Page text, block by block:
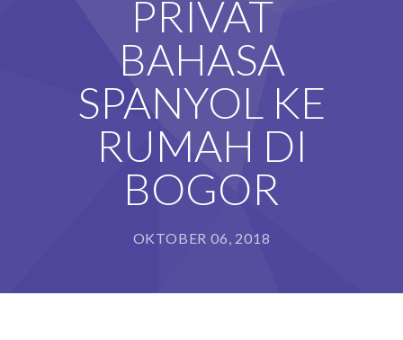
PRIVAT
BAHASA
SPANYOL KE
RUMAH DI
BOGOR
OKTOBER 06, 2018